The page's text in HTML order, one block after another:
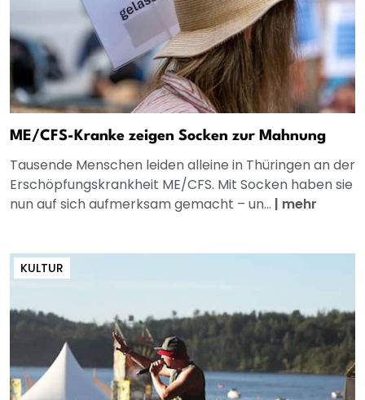
ME/CFS-Kranke zeigen Socken zur Mahnung
Tausende Menschen leiden alleine in Thüringen an der
Erschöpfungskrankheit ME/CFS. Mit Socken haben sie
nun auf sich aufmerksam gemacht – un... | mehr
KULTUR